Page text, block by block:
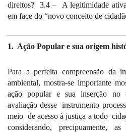
direitos?
3.4 –
A legitimidade
em face do “novo conceito de
1. Ação Popular e sua origem
Para a perfeita compreensão da
ambiental, mostra-se importante
ação popular e sua inserção no
avaliação desse
instrumento
meio de acesso à justiça a todo
considerando, precipuamente,